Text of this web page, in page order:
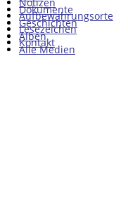
Dokumente
Geschichten
Alben
Alle Medien
Aufbewahrungsorte
Lesezeichen
Kontakt